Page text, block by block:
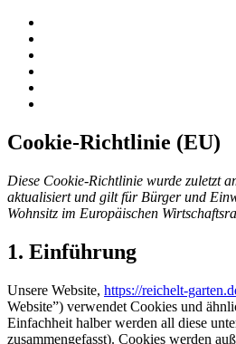
Cookie-Richtlinie (EU)
Diese Cookie-Richtlinie wurde zuletzt
aktualisiert und gilt für Bürger und
Wohnsitz im Europäischen
1. Einführung
Unsere Website, https://reichelt-
Website”) verwendet Cookies und
Einfachheit halber werden all diese
zusammengefasst). Cookies werden